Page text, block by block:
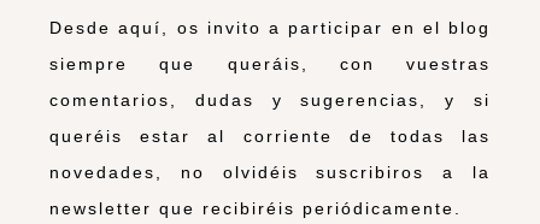
Desde aquí, os invito a participar en el blog
siempre que queráis, con vuestras
comentarios, dudas y sugerencias, y si
queréis estar al corriente de todas las
novedades, no olvidéis suscribiros a la
newsletter que recibiréis periódicamente.